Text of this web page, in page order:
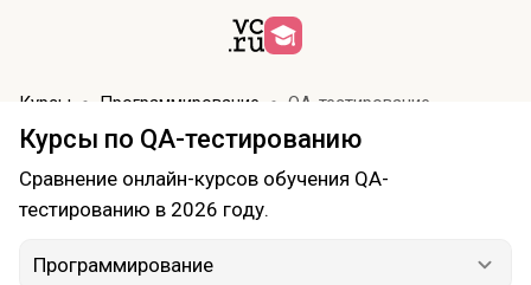
Курсы Программирование QA-тестирование
Курсы по QA-тестированию
Сравнение онлайн-курсов обучения QA-
тестированию в 2026 году.
Программирование